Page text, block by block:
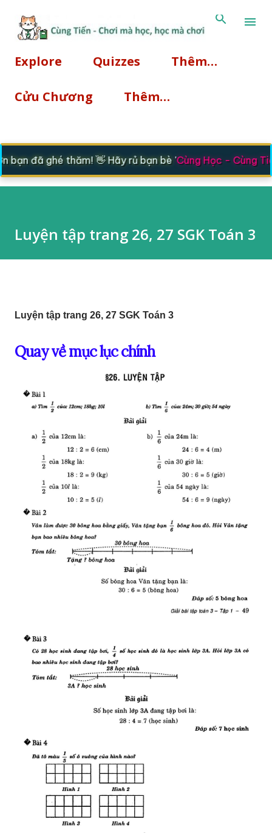
Explore Quizzes Thêm…
Cửu Chương Thêm…
bạn đã ghé thăm! 👋 Hãy rủ bạn bè 'Cùng Học - Cùng
Luyện tập trang 26, 27 SGK Toán 3
Luyện tập trang 26, 27 SGK Toán 3
Quay về mục lục chính